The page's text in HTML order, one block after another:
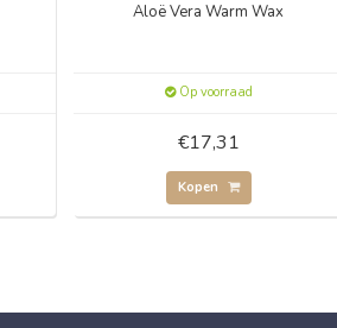
Aloë Vera Warm Wax
Op voorraad
€17,31
Kopen